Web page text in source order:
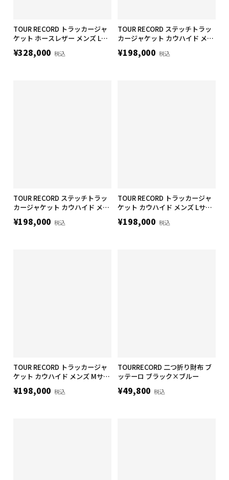
TOUR RECORD トラッカージャ
ケット ホースレザー メンズ Lサ
イズ
¥328,000 税込
TOUR RECORD ステッチトラッ
カージャケット カウハイド メン
ズ Lサイズ
¥198,000 税込
TOUR RECORD ステッチトラッ
カージャケット カウハイド メン
ズ Mサイズ
¥198,000 税込
TOUR RECORD トラッカージャ
ケット カウハイド メンズ Lサイ
ズ
¥198,000 税込
TOUR RECORD トラッカージャ
ケット カウハイド メンズ Mサイ
ズ
¥198,000 税込
TOURRECORD 二つ折り財布 ブ
ッテーロ ブラック×ブルー
¥49,800 税込